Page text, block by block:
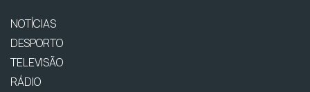
NOTÍCIAS
DESPORTO
TELEVISÃO
RÁDIO